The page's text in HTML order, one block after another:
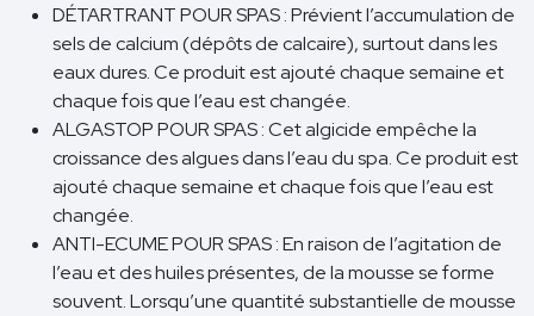
DÉTARTRANT POUR SPAS : Prévient l’accumulation de
sels de calcium (dépôts de calcaire), surtout dans les
eaux dures. Ce produit est ajouté chaque semaine et
chaque fois que l’eau est changée.
ALGASTOP POUR SPAS : Cet algicide empêche la
croissance des algues dans l’eau du spa. Ce produit est
ajouté chaque semaine et chaque fois que l’eau est
changée.
ANTI-ECUME POUR SPAS : En raison de l’agitation de
l’eau et des huiles présentes, de la mousse se forme
souvent. Lorsqu’une quantité substantielle de mousse